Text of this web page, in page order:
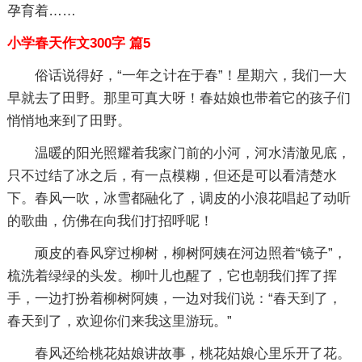
孕育着……
小学春天作文300字 篇5
俗话说得好，“一年之计在于春”！星期六，我们一大
早就去了田野。那里可真大呀！春姑娘也带着它的孩子们
悄悄地来到了田野。
温暖的阳光照耀着我家门前的小河，河水清澈见底，
只不过结了冰之后，有一点模糊，但还是可以看清楚水
下。春风一吹，冰雪都融化了，调皮的小浪花唱起了动听
的歌曲，仿佛在向我们打招呼呢！
顽皮的春风穿过柳树，柳树阿姨在河边照着“镜子”，
梳洗着绿绿的头发。柳叶儿也醒了，它也朝我们挥了挥
手，一边打扮着柳树阿姨，一边对我们说：“春天到了，
春天到了，欢迎你们来我这里游玩。”
春风还给桃花姑娘讲故事，桃花姑娘心里乐开了花。